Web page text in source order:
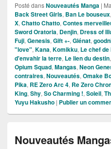
Posté dansNouveautés Manga |
Back Street Girls, Ban Le bouseux,
X, Chatto Chatto, Contes
Sword Oratoria, Denjin, Dress of
Fuji, Genesis, Gift +-, Glénat,
"love", Kana, Komikku, Le chef de
d'envahir la terre, Le lien du destin,
Opium Squad, Mangas, Neon
contraires, Nouveautés, Omake
Pika, RE Zero Arc 4, Re Zero
King, Shy, So Charming !, Soleil,
Yuyu Hakusho | Publier un
Nouveautés